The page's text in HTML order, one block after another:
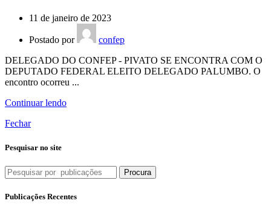
11 de janeiro de 2023
Postado por
confep
DELEGADO DO CONFEP - PIVATO SE ENCONTRA COM O
DEPUTADO FEDERAL ELEITO DELEGADO PALUMBO. O
encontro ocorreu ...
Continuar lendo
Fechar
Pesquisar no site
Procura
Publicações Recentes